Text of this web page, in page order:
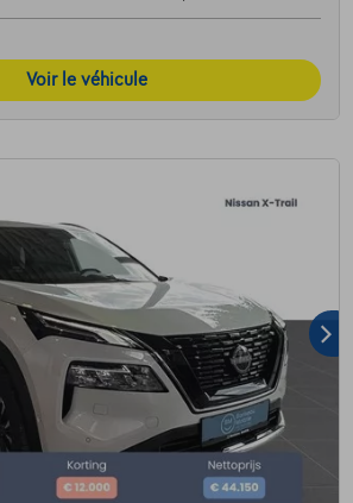
Voir le véhicule